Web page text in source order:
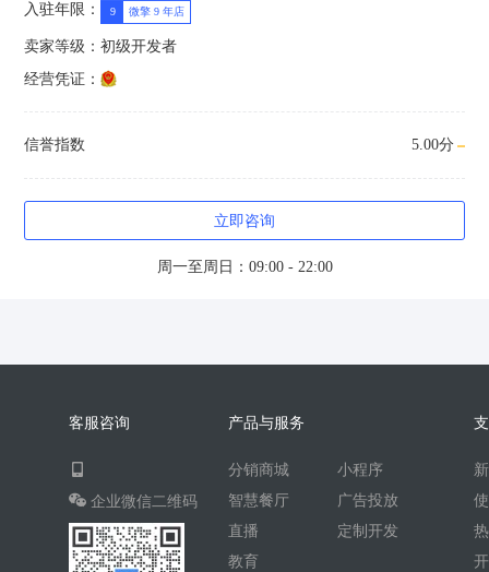
入驻年限：
9 微擎 9 年店
卖家等级： 初级开发者
经营凭证：
信誉指数 5.00分
立即咨询
周一至周日：09:00 - 22:00
客服咨询
企业微信二维码
产品与服务
分销商城
智慧餐厅
直播
教育
小程序
广告投放
定制开发